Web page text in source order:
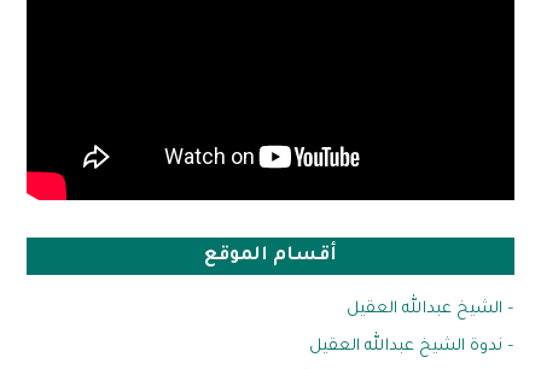
أقسام الموقع
– الشيخ عبدالله العقيل
– ندوة الشيخ عبدالله العقيل